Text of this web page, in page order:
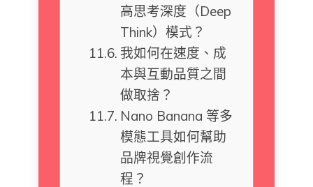
高思考深度（Deep
Think）模式？
我如何在速度、成
本與互動品質之間
做取捨？
Nano Banana 等多
模態工具如何幫助
品牌視覺創作流
程？